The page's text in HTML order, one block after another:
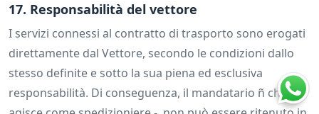
17. Responsabilità del vettore
I servizi connessi al contratto di trasporto sono erogati
direttamente dal Vettore, secondo le condizioni dallo
stesso definite e sotto la sua piena ed esclusiva
responsabilità. Di conseguenza, il mandatario ñ che